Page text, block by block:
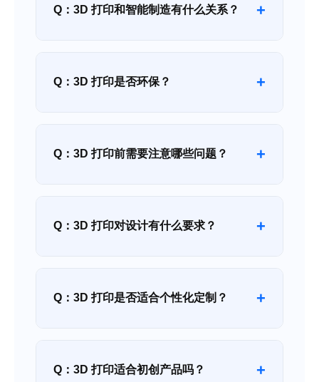
Q：3D 打印和智能制造有什么关系？ +
Q：3D 打印是否环保？ +
Q：3D 打印前需要注意哪些问题？ +
Q：3D 打印对设计有什么要求？ +
Q：3D 打印是否适合个性化定制？ +
Q：3D 打印适合初创产品吗？ +